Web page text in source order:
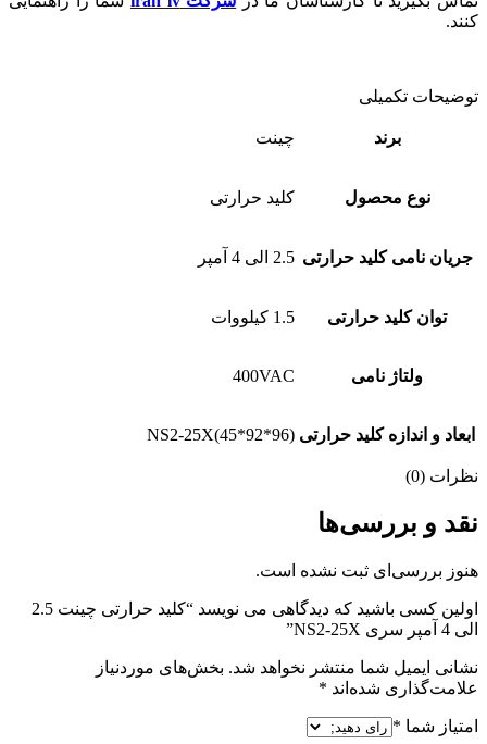
کنند.
توضیحات تکمیلی
برند چینت
نوع محصول کلید حرارتی
جریان نامی کلید حرارتی 2.5 الی 4 آمپر
توان کلید حرارتی 1.5 کیلووات
ولتاژ نامی 400VAC
ابعاد و اندازه کلید حرارتی NS2-25X(45*92*96)
نظرات (0)
نقد و بررسی‌ها
هنوز بررسی‌ای ثبت نشده است.
اولین کسی باشید که دیدگاهی می نویسد “کلید حرارتی چینت 2.5
الی 4 آمپر سری NS2-25X”
نشانی ایمیل شما منتشر نخواهد شد. بخش‌های موردنیاز
علامت‌گذاری شده‌اند *
امتیاز شما *